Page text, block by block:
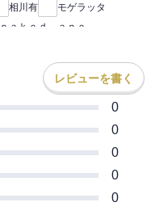
相川有
モゲラッタ
ｎａｋｅｄ ａｐｅ
石動あゆま
渡辺うな
ゆうきあずさ
蒔原櫻子
高木しげよし
レビューを書く
0
0
0
0
0